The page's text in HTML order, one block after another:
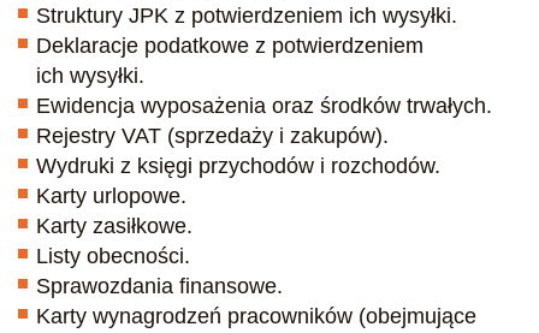
Struktury JPK z potwierdzeniem ich wysyłki.
Deklaracje podatkowe z potwierdzeniem
ich wysyłki.
Ewidencja wyposażenia oraz środków trwałych.
Rejestry VAT (sprzedaży i zakupów).
Wydruki z księgi przychodów i rozchodów.
Karty urlopowe.
Karty zasiłkowe.
Listy obecności.
Sprawozdania finansowe.
Karty wynagrodzeń pracowników (obejmujące